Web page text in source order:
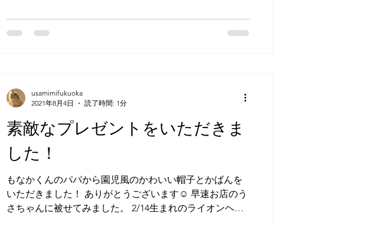
素敵なプレゼントをいただきま
した！
もなかくんのパパから園児風のかわいい帽子とかばんを
いただきました！ ありがとうございます☺️ 早速お店のう
さちゃんに被せてみました。 2/14生まれのライオンヘッ
usamimifukuoka
2021年8月4日
読了時間: 1分